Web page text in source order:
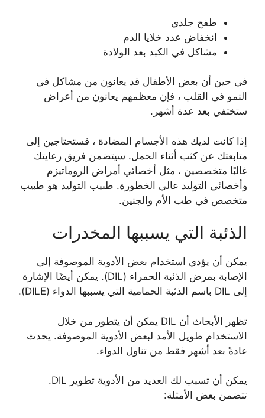
طفح جلدي
انخفاض عدد خلايا الدم
مشاكل في الكبد بعد الولادة
في حين أن بعض الأطفال قد يعانون من مشاكل في
النمو في القلب ، فإن معظمهم يعانون من أعراض
ستختفي بعد عدة أشهر.
إذا كانت لديك هذه الأجسام المضادة ، فستحتاجين إلى
متابعتك عن كثب أثناء الحمل. سيتضمن فريق رعايتك
غالبًا متخصصين ، مثل أخصائي أمراض الروماتيزم
وأخصائي التوليد عالي الخطورة. طبيب التوليد هو طبيب
متخصص في طب الأم والجنين.
الذئبة التي يسببها المخدرات
يمكن أن يؤدي استخدام بعض الأدوية الموصوفة إلى
الإصابة بمرض الذئبة الحمراء (DIL). يمكن أيضًا الإشارة
إلى DIL باسم الذئبة الحمامية التي يسببها الدواء (DILE).
تظهر الأبحاث أن DIL يمكن أن يتطور من خلال
الاستخدام طويل الأمد لبعض الأدوية الموصوفة. يحدث
عادةً بعد أشهر فقط من تناول الدواء.
يمكن أن تسبب لك العديد من الأدوية تطوير DIL.
تتضمن بعض الأمثلة: